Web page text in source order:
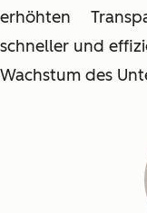
erhöhten
schneller und
Wachstum des